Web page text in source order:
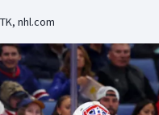
Boby a skeleton
Box
, nhl.com